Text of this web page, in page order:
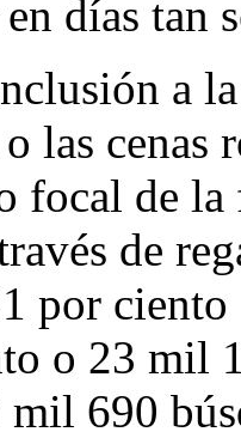
días tan
a
las cenas
focal de la
de
por
o 23 mil
690